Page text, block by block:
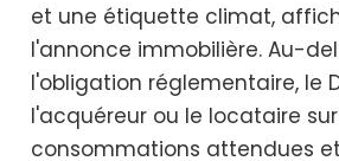
et une étiquette climat,
l'annonce immobilière. Au-
l'obligation réglementaire, le
l'acquéreur ou le locataire
consommations attendues